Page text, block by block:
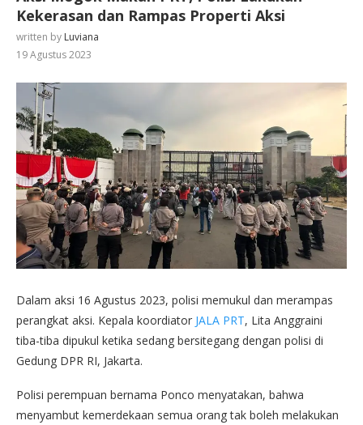
Kekerasan dan Rampas Properti Aksi
written by Luviana
19 Agustus 2023
Dalam aksi 16 Agustus 2023, polisi memukul dan merampas
perangkat aksi. Kepala koordiator JALA PRT, Lita Anggraini
tiba-tiba dipukul ketika sedang bersitegang dengan polisi di
Gedung DPR RI, Jakarta.
Polisi perempuan bernama Ponco menyatakan, bahwa
menyambut kemerdekaan semua orang tak boleh melakukan